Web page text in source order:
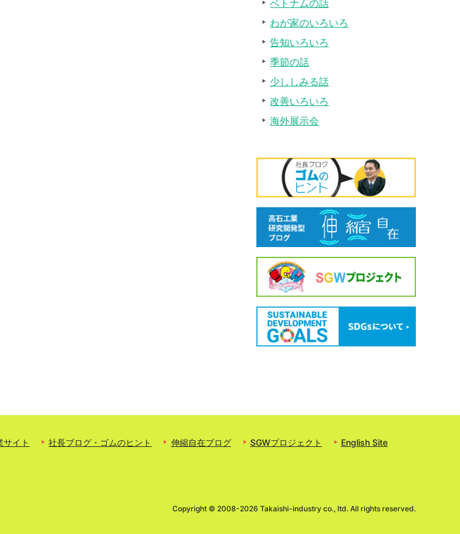
ベトナムの話
わが家のいろいろ
告知いろいろ
季節の話
少ししみる話
改善いろいろ
海外展示会
サイト 社長ブログ・ゴムのヒント 伸縮自在ブログ SGWプロジェクト English Site
Copyright © 2008-2026 Takaishi-industry co., ltd. All rights reserved.